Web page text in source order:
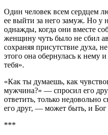
Один человек всем сердцем
ее вый­ти за него замуж. Но у
однажды, когда они вместе
женщину чуть было не сбил
сохраняя присут­ствие духа,
этого она обернулась к нему
тебя».
«Как ты думаешь, как
мужчина?» — спросил его
ответить, толь­ко
его друг, — может быть, и Бог
***